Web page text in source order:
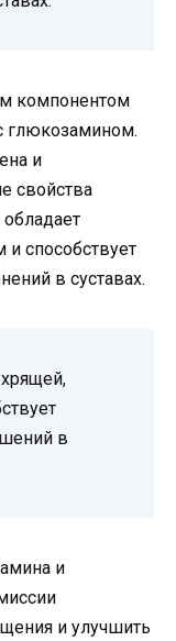
компонентом
глюкозамином.
и
свойства
способствует
в суставах.
в
и
и улучшить